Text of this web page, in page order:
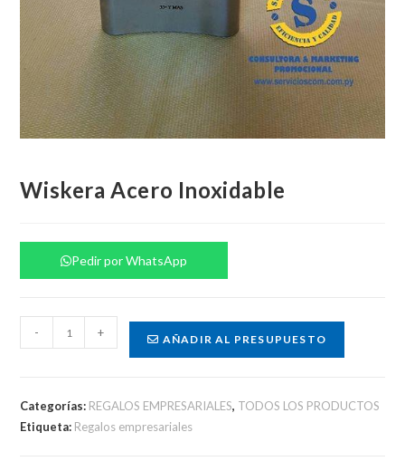
Wiskera Acero Inoxidable
Pedir por WhatsApp
Acero
- + AÑADIR AL PRESUPUESTO
Categorías: REGALOS EMPRESARIALES, TODOS LOS PRODUCTOS
Etiqueta: Regalos empresariales